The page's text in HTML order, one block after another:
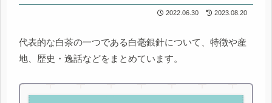
2022.06.30 2023.08.20
代表的な白茶の一つである白毫銀針について、特徴や産
地、歴史・逸話などをまとめています。